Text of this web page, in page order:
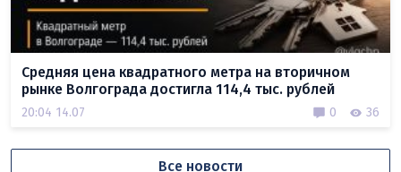
Средняя цена квадратного метра на вторичном
рынке Волгограда достигла 114,4 тыс. рублей
20:04 14.07 0 36
Все новости